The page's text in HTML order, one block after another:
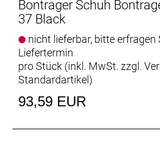
heißen Phasen deiner Ausfahrt
Luxuriöses Tragegefühl
Die Kombination aus
am Oberschuh passt sich
an – ein Feature, das sonst nur
Radschuhen vorbehalten ist.
Bontrager Schuh
37 Black
nicht lieferbar, bitte erfragen
Liefertermin
pro Stück (inkl. MwSt. zzgl.
Standardartikel)
93,59 EUR